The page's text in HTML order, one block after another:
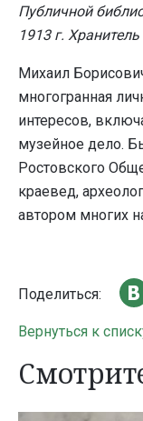
Публичной
1913 г.
Михаил
многогранная
интересов,
музейное дело.
Ростовского
краевед,
автором многих
Поделиться:
Вернуться к